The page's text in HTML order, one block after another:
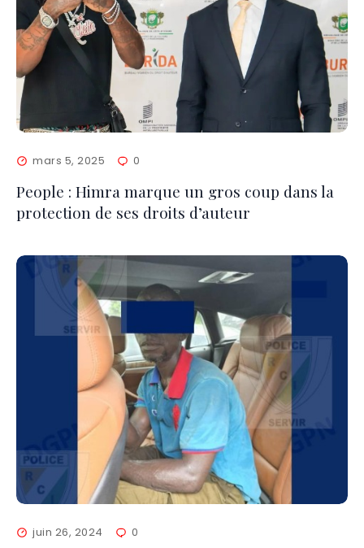
mars 5, 2025 0
People : Himra marque un gros coup dans la
protection de ses droits d’auteur
juin 26, 2024 0